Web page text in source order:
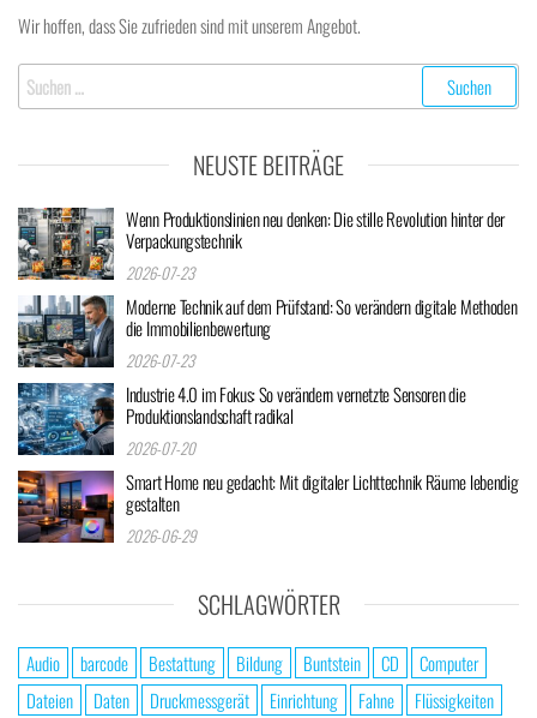
Wir hoffen, dass Sie zufrieden sind mit unserem Angebot.
Suchen
nach:
NEUSTE BEITRÄGE
Wenn Produktionslinien neu denken: Die stille Revolution hinter der
Verpackungstechnik
2026-07-23
Moderne Technik auf dem Prüfstand: So verändern digitale Methoden
die Immobilienbewertung
2026-07-23
Industrie 4.0 im Fokus: So verändern vernetzte Sensoren die
Produktionslandschaft radikal
2026-07-20
Smart Home neu gedacht: Mit digitaler Lichttechnik Räume lebendig
gestalten
2026-06-29
SCHLAGWÖRTER
Audio barcode Bestattung Bildung Buntstein CD
Computer
Dateien
Daten Druckmessgerät Einrichtung Fahne
Flüssigkeiten